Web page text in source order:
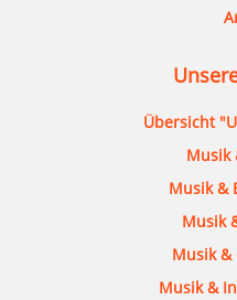
Übersicht
Musik
Musik &
Musik
Musik &
Musik &